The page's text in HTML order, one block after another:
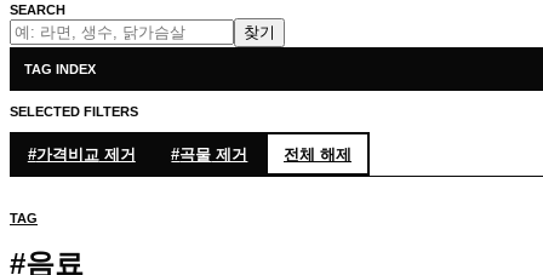
SEARCH
찾기
TAG INDEX
SELECTED FILTERS
#가격비교 제거 #곡물 제거 전체 해제
TAG
#음료